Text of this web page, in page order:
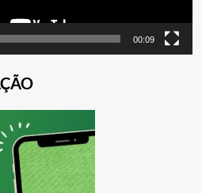
00:09